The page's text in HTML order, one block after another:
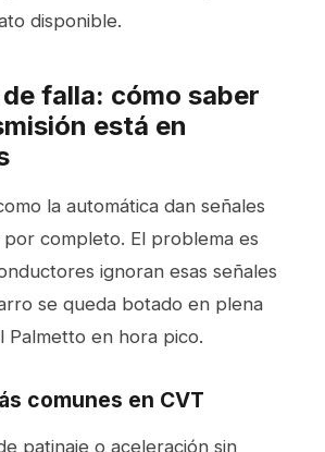
disponible.
falla: cómo saber
está en
la automática dan señales
completo. El problema es
ignoran esas señales
se queda botado en plena
Palmetto en hora pico.
comunes en CVT
patinaje o aceleración sin